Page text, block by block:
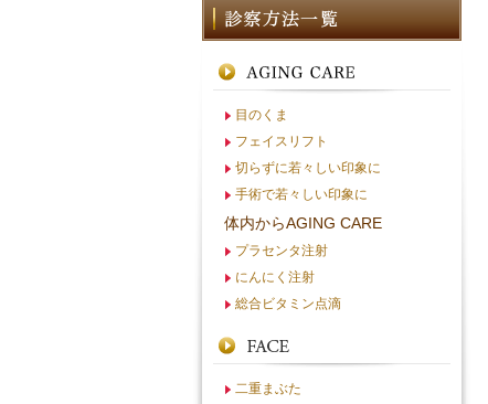
目のくま
フェイスリフト
切らずに若々しい印象に
手術で若々しい印象に
体内からAGING CARE
プラセンタ注射
にんにく注射
総合ビタミン点滴
二重まぶた